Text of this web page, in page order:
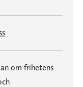
om frihetens